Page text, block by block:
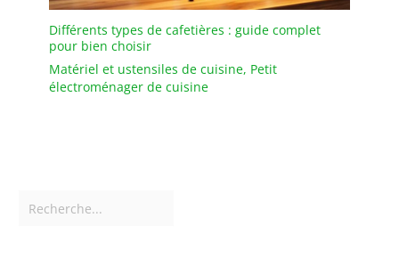
Différents types de cafetières : guide complet
pour bien choisir
Matériel et ustensiles de cuisine, Petit
électroménager de cuisine